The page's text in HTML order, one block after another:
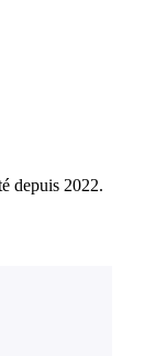
depuis 2022.